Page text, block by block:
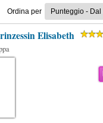
Ordina per
Elisabeth